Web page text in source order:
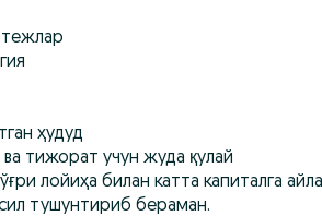
ҳудуд
тижорат учун жуда қулай
лойиҳа билан катта капиталга
тушунтириб бераман.